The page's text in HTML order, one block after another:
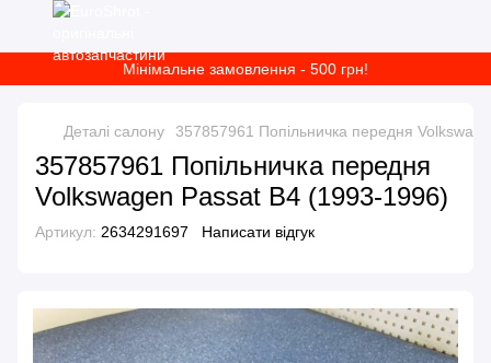
Мінімальне замовлення - 500 грн!
Деталі салону 357857961 Попільничка передня
357857961 Попільничка передня
Volkswagen Passat B4 (1993-1996)
Артикул: 2634291697 Написати відгук